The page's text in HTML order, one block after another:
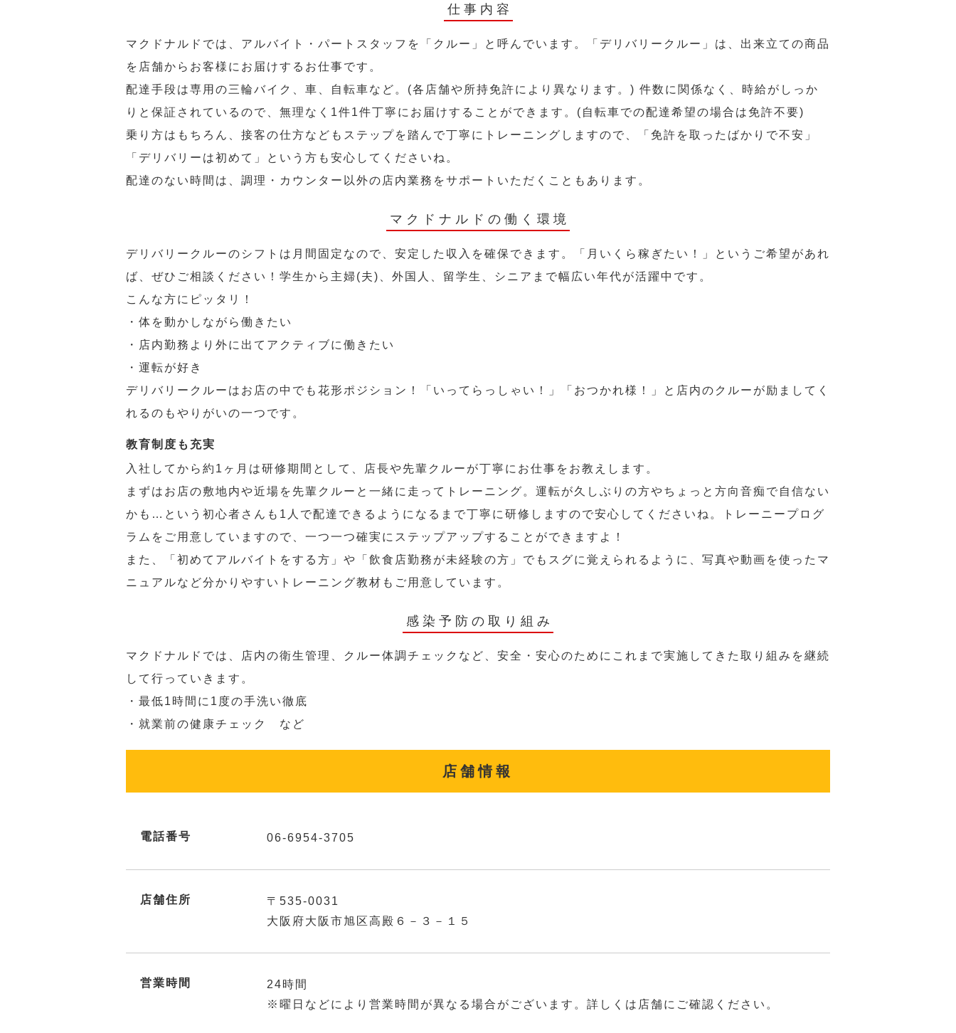
仕事内容
マクドナルドでは、アルバイト・パートスタッフを「クルー」と呼んでいます。「デリバリークルー」は、出来立ての商品
を店舗からお客様にお届けするお仕事です。
配達手段は専用の三輪バイク、車、自転車など。(各店舗や所持免許により異なります。) 件数に関係なく、時給がしっか
りと保証されているので、無理なく1件1件丁寧にお届けすることができます。(自転車での配達希望の場合は免許不要)
乗り方はもちろん、接客の仕方などもステップを踏んで丁寧にトレーニングしますので、「免許を取ったばかりで不安」
「デリバリーは初めて」という方も安心してくださいね。
配達のない時間は、調理・カウンター以外の店内業務をサポートいただくこともあります。
マクドナルドの働く環境
デリバリークルーのシフトは月間固定なので、安定した収入を確保できます。「月いくら稼ぎたい！」というご希望があれ
ば、ぜひご相談ください！学生から主婦(夫)、外国人、留学生、シニアまで幅広い年代が活躍中です。
こんな方にピッタリ！
・体を動かしながら働きたい
・店内勤務より外に出てアクティブに働きたい
・運転が好き
デリバリークルーはお店の中でも花形ポジション！「いってらっしゃい！」「おつかれ様！」と店内のクルーが励ましてく
れるのもやりがいの一つです。
教育制度も充実
入社してから約1ヶ月は研修期間として、店長や先輩クルーが丁寧にお仕事をお教えします。
まずはお店の敷地内や近場を先輩クルーと一緒に走ってトレーニング。運転が久しぶりの方やちょっと方向音痴で自信ない
かも…という初心者さんも1人で配達できるようになるまで丁寧に研修しますので安心してくださいね。トレーニープログ
ラムをご用意していますので、一つ一つ確実にステップアップすることができますよ！
また、「初めてアルバイトをする方」や「飲食店勤務が未経験の方」でもスグに覚えられるように、写真や動画を使ったマ
ニュアルなど分かりやすいトレーニング教材もご用意しています。
感染予防の取り組み
マクドナルドでは、店内の衛生管理、クルー体調チェックなど、安全・安心のためにこれまで実施してきた取り組みを継続
して行っていきます。
・最低1時間に1度の手洗い徹底
・就業前の健康チェック など
店舗情報
電話番号 06-6954-3705
店舗住所
〒535-0031
大阪府大阪市旭区高殿６－３－１５
営業時間
24時間
※曜日などにより営業時間が異なる場合がございます。詳しくは店舗にご確認ください。